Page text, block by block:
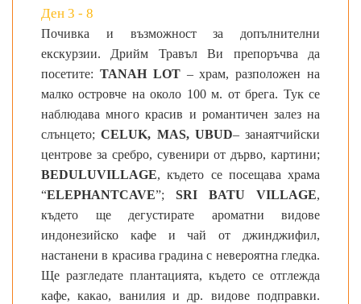
Ден 3 - 8
Почивка и възможност за допълнителни
екскурзии. Дрийм Травъл Ви препоръчва да
посетите: TANAH LOT– храм, разположен на
малко островче на около 100 м. от брега. Тук се
наблюдава много красив и романтичен залез на
слънцето;CELUK, MAS, UBUD– занаятчийски
центрове за сребро, сувенири от дърво, картини;
BEDULUVILLAGE, където се посещава храма
“ELEPHANTCAVE”; SRI BATU VILLAGE,
където ще дегустирате ароматни видове
индонезийско кафе и чай от джинджифил,
настанени в красива градина с невероятна гледка.
Ще разгледате плантацията, където се отглежда
кафе, какао, ванилия и др. видове подправки.